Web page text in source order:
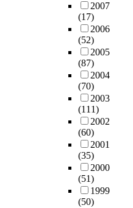
2007
(17)
2006
(52)
2005
(87)
2004
(70)
2003
(111)
2002
(60)
2001
(35)
2000
(51)
1999
(50)